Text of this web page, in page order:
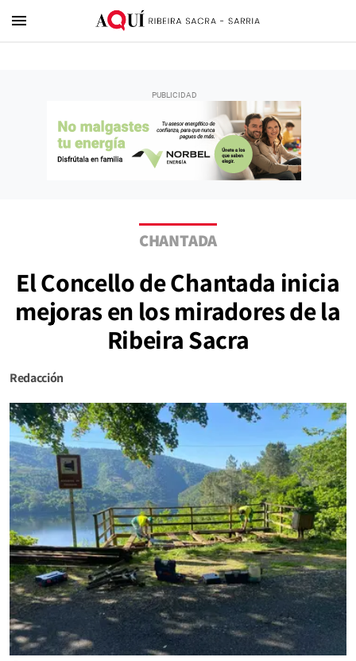
menu
CHANTADA
El Concello de Chantada inicia
mejoras en los miradores de la
Ribeira Sacra
Redacción